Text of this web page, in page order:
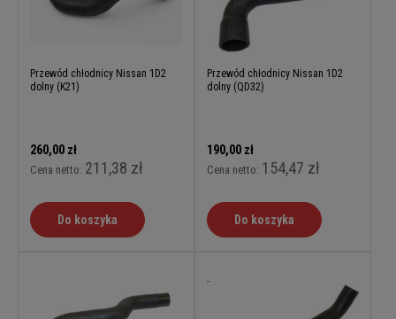
Przewód chłodnicy Nissan 1D2
dolny (K21)
260,00 zł
Cena netto: 211,38 zł
Do koszyka
Przewód chłodnicy Nissan 1D2
dolny (QD32)
190,00 zł
Cena netto: 154,47 zł
Do koszyka